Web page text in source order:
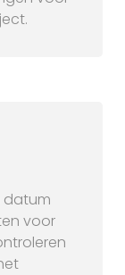
datum
voor